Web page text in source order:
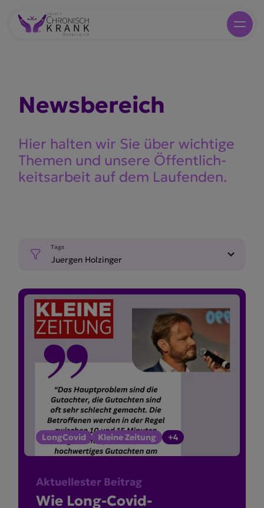
Newsbe­reich
Hier halten wir Sie über wichtige
Themen und unsere Öffent­lich­
keits­arbeit auf dem Laufenden.
Tags
Juergen Holzinger
LongCovid Kleine Zeitung +4
Aktuellester Beitrag
Wie Long-Covid-